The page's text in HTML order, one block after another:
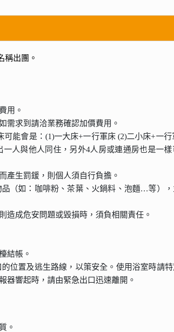
稱出團。
用。
需求到請洽業務確認加價費用。
能會是：(1)一大床+一行軍床 (2)二小床+一
人與他人同住，另外4人房或連通房也是一
產生罰鍰，則個人須自行負擔。
（如：咖啡粉、茶葉、火鍋料、泡麵…等）
造成危安問題或毀損時，須負相關責任。
結帳。
位置及逃生路線，以策安全。使用浴室時請
器響起時，請由緊急出口迅速離開。
。